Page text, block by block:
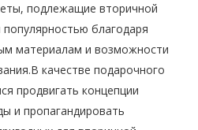
подлежащие вторичной
благодаря
материалам и возможности
качестве подарочного
продвигать концепции
и пропагандировать